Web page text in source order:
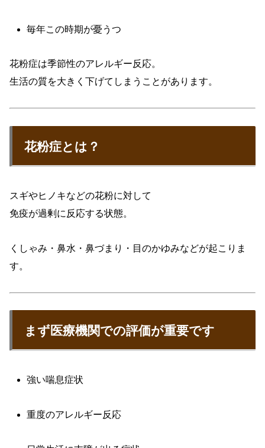
毎年この時期が憂うつ
花粉症は季節性のアレルギー反応。
生活の質を大きく下げてしまうことがあります。
花粉症とは？
スギやヒノキなどの花粉に対して
免疫が過剰に反応する状態。
くしゃみ・鼻水・鼻づまり・目のかゆみなどが起こりま
す。
まず医療機関での評価が重要です
強い喘息症状
重度のアレルギー反応